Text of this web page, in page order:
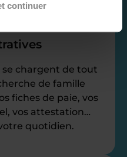
continuer
se chargent de tout
de famille
fiches de paie, vos
vos attestation…
quotidien.